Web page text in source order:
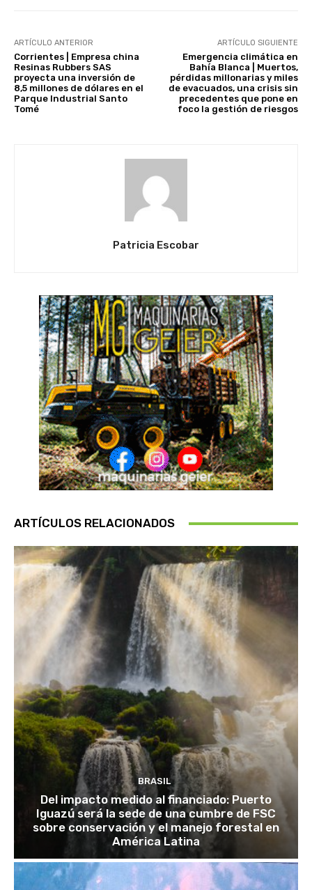
ARTÍCULO ANTERIOR
Corrientes | Empresa china
Resinas Rubbers SAS
proyecta una inversión de
8,5 millones de dólares en el
Parque Industrial Santo
Tomé
ARTÍCULO SIGUIENTE
Emergencia climática en
Bahía Blanca | Muertos,
pérdidas millonarias y miles
de evacuados, una crisis sin
precedentes que pone en
foco la gestión de riesgos
Patricia Escobar
ARTÍCULOS RELACIONADOS
BRASIL
Del impacto medido al financiado: Puerto
Iguazú será la sede de una cumbre de FSC
sobre conservación y el manejo forestal en
América Latina